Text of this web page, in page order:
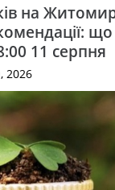
на
11 серпня
2026